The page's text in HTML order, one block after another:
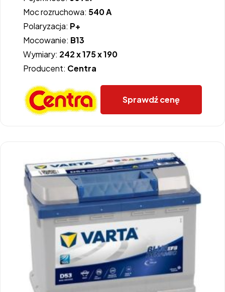
Moc rozruchowa: 540 A
Polaryzacja: P+
Mocowanie: B13
Wymiary: 242 x 175 x 190
Producent: Centra
Sprawdź cenę